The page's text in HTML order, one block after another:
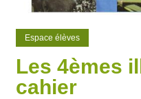
Espace élèves
Les 4èmes
cahier